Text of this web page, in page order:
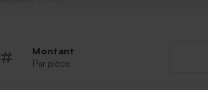
Montant
Par pièce